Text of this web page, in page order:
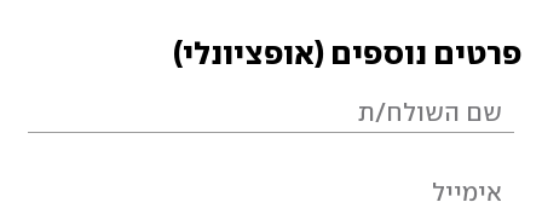
פרטים נוספים (אופציונלי)